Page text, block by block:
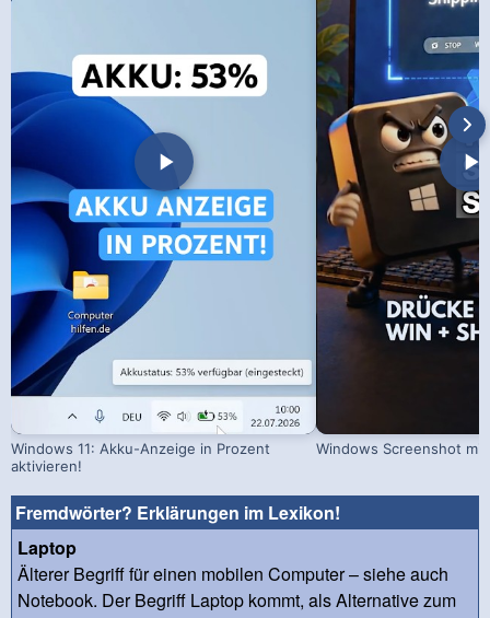
Windows 11: Akku-Anzeige in Prozent
aktivieren!
Windows Screenshot
Fremdwörter? Erklärungen im Lexikon!
Laptop
Älterer Begriff für einen mobilen Computer – siehe auch
Notebook. Der Begriff Laptop kommt, als Alternative zum